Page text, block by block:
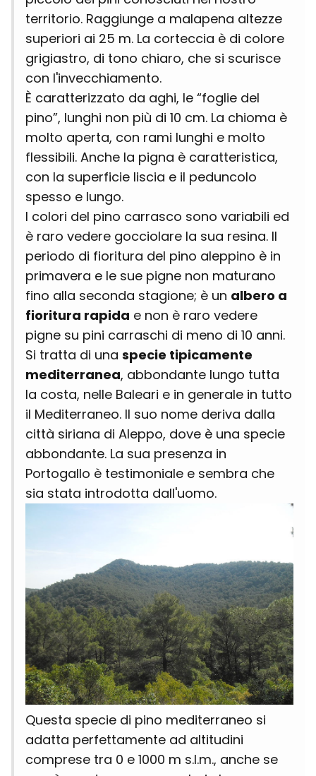
territorio. Raggiunge a malapena altezze
superiori ai 25 m. La corteccia è di colore
grigiastro, di tono chiaro, che si scurisce
con l'invecchiamento.
È caratterizzato da aghi, le “foglie del
pino”, lunghi non più di 10 cm. La chioma è
molto aperta, con rami lunghi e molto
flessibili. Anche la pigna è caratteristica,
con la superficie liscia e il peduncolo
spesso e lungo.
I colori del pino carrasco sono variabili ed
è raro vedere gocciolare la sua resina. Il
periodo di fioritura del pino aleppino è in
primavera e le sue pigne non maturano
fino alla seconda stagione; è un albero a
fioritura rapida e non è raro vedere
pigne su pini carraschi di meno di 10 anni.
Si tratta di una specie tipicamente
mediterranea, abbondante lungo tutta
la costa, nelle Baleari e in generale in tutto
il Mediterraneo. Il suo nome deriva dalla
città siriana di Aleppo, dove è una specie
abbondante. La sua presenza in
Portogallo è testimoniale e sembra che
sia stata introdotta dall'uomo.
Questa specie di pino mediterraneo si
adatta perfettamente ad altitudini
comprese tra 0 e 1000 m s.l.m., anche se